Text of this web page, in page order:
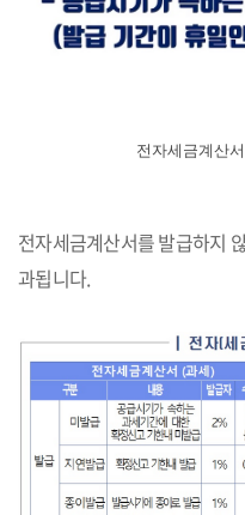
전자세금계산
전자세금계산서를 발급하지
과됩니다.